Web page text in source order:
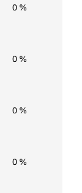
0 %
0 %
0 %
0 %